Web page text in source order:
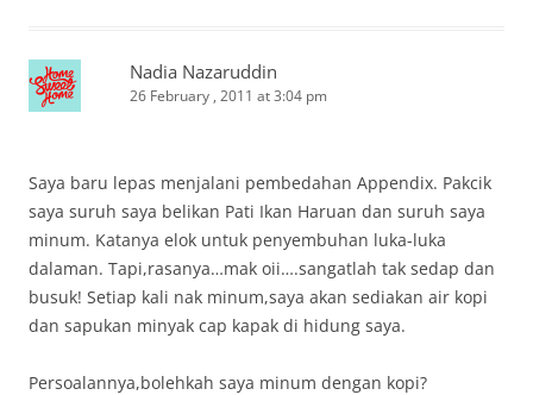
Nadia Nazaruddin
26 February , 2011 at 3:04 pm
Saya baru lepas menjalani pembedahan Appendix. Pakcik
saya suruh saya belikan Pati Ikan Haruan dan suruh saya
minum. Katanya elok untuk penyembuhan luka-luka
dalaman. Tapi,rasanya…mak oii….sangatlah tak sedap dan
busuk! Setiap kali nak minum,saya akan sediakan air kopi
dan sapukan minyak cap kapak di hidung saya.
Persoalannya,bolehkah saya minum dengan kopi?